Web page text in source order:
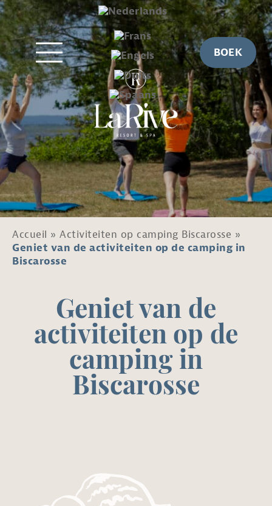
BOEK
Accueil »Activiteiten op camping Biscarosse »
Geniet van de activiteiten op de camping in
Biscarosse
Geniet van de
activiteiten op de
camping in
Biscarosse